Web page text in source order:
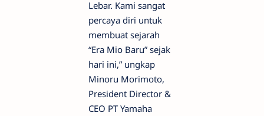
Lebar. Kami sangat
percaya diri untuk
membuat sejarah
“Era Mio Baru” sejak
hari ini,” ungkap
Minoru Morimoto,
President Director &
CEO PT Yamaha